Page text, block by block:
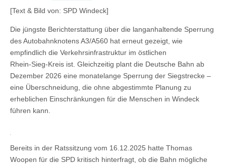
[Text & Bild von: SPD Windeck]
Die jüngste Berichterstattung über die langanhaltende Sperrung
des Autobahnknotens A3/A560 hat erneut gezeigt, wie
empfindlich die Verkehrsinfrastruktur im östlichen
Rhein‑Sieg‑Kreis ist. Gleichzeitig plant die Deutsche Bahn ab
Dezember 2026 eine monatelange Sperrung der Siegstrecke –
eine Überschneidung, die ohne abgestimmte Planung zu
erheblichen Einschränkungen für die Menschen in Windeck
führen kann.
Bereits in der Ratssitzung vom 16.12.2025 hatte Thomas
Woopen für die SPD kritisch hinterfragt, ob die Bahn mögliche